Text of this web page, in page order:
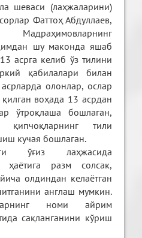
шеваси (лаҳжаларини)
Фаттоҳ Абдуллаев,
шу маконда яшаб
асрга келиб ўз тилини
қабилалари билан
олонлар, ослар
воҳада 13 асрдан
ўтроқлаша бошлаган,
қипчоқларнинг тили
кучая бошлаган.
ўғиз лаҳжасида
ҳаётига разм солсак,
олдиндан келаётган
англаш мумкин.
номи айрим
сақланганини кўриш